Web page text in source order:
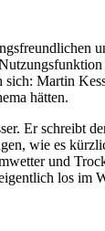
Martin
hätten.
Er
wie es
und
los im